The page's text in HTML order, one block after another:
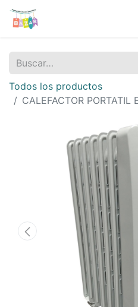
Todos los productos
CALEFACTOR PORTATIL